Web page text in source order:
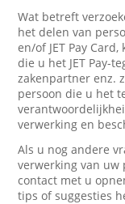
Wat betreft
het delen van
en/of JET Pay
die u het JET Pay-
zakenpartner enz.
persoon die u het
verwerking en
Als u nog andere
verwerking van uw
contact met u
tips of suggesties